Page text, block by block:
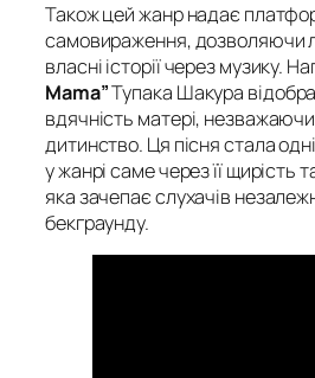
Також цей жанр надає
самовираження, дозволяючи
власні історії через музику.
Mama”Тупака Шакура
вдячність матері,
дитинство. Ця пісня стала
у жанрі саме через її щирість
яка зачепає слухачів
бекграунду.